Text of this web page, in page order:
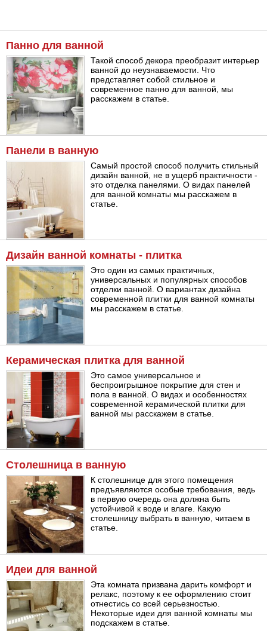
Панно для ванной
Такой способ декора преобразит интерьер
ванной до неузнаваемости. Что
представляет собой стильное и
современное панно для ванной, мы
расскажем в статье.
Панели в ванную
Самый простой способ получить стильный
дизайн ванной, не в ущерб практичности -
это отделка панелями. О видах панелей
для ванной комнаты мы расскажем в
статье.
Дизайн ванной комнаты - плитка
Это один из самых практичных,
универсальных и популярных способов
отделки ванной. О вариантах дизайна
современной плитки для ванной комнаты
мы расскажем в статье.
Керамическая плитка для ванной
Это самое универсальное и
беспроигрышное покрытие для стен и
пола в ванной. О видах и особенностях
современной керамической плитки для
ванной мы расскажем в статье.
Столешница в ванную
К столешнице для этого помещения
предъявляются особые требования, ведь
в первую очередь она должна быть
устойчивой к воде и влаге. Какую
столешницу выбрать в ванную, читаем в
статье.
Идеи для ванной
Эта комната призвана дарить комфорт и
релакс, поэтому к ее оформлению стоит
отнестись со всей серьезностью.
Некоторые идеи для ванной комнаты мы
подскажем в статье.